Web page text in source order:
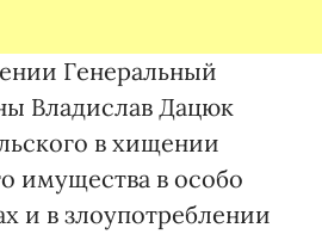
Генеральный
Владислав Дацюк
в хищении
имущества в особо
и в злоупотреблении